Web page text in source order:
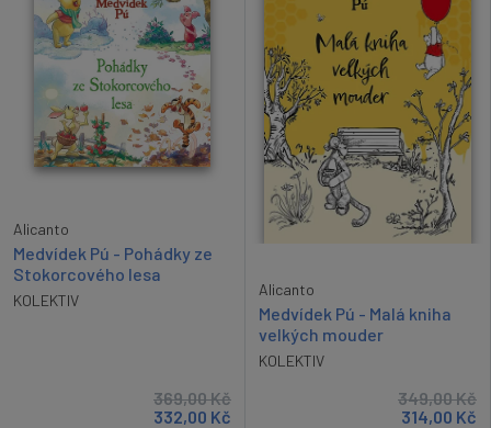
Alicanto
Medvídek Pú - Pohádky ze
Stokorcového lesa
KOLEKTIV
369,00Kč
332,00 Kč
Alicanto
Medvídek Pú - Malá kniha
velkých mouder
KOLEKTIV
349,00Kč
314,00 Kč